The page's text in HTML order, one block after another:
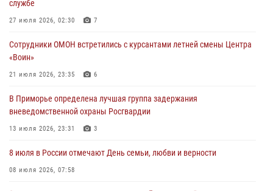
Росгвардейцы в Приморье приняли участие в молебне,
28 июля 2026, 05:39
В Международный День тигра на открытии III семейных
службе
27 июля 2026, 02:30
службе
27 июля 2026, 02:30 7
Сотрудники ОМОН встретились с курсантами летней смены Центра
«Воин»
21 июля 2026, 23:35 6
В Приморье определена лучшая группа задержания
вневедомственной охраны Росгвардии
13 июля 2026, 23:31 3
8 июля в России отмечают День семьи, любви и верности
08 июля 2026, 07:58